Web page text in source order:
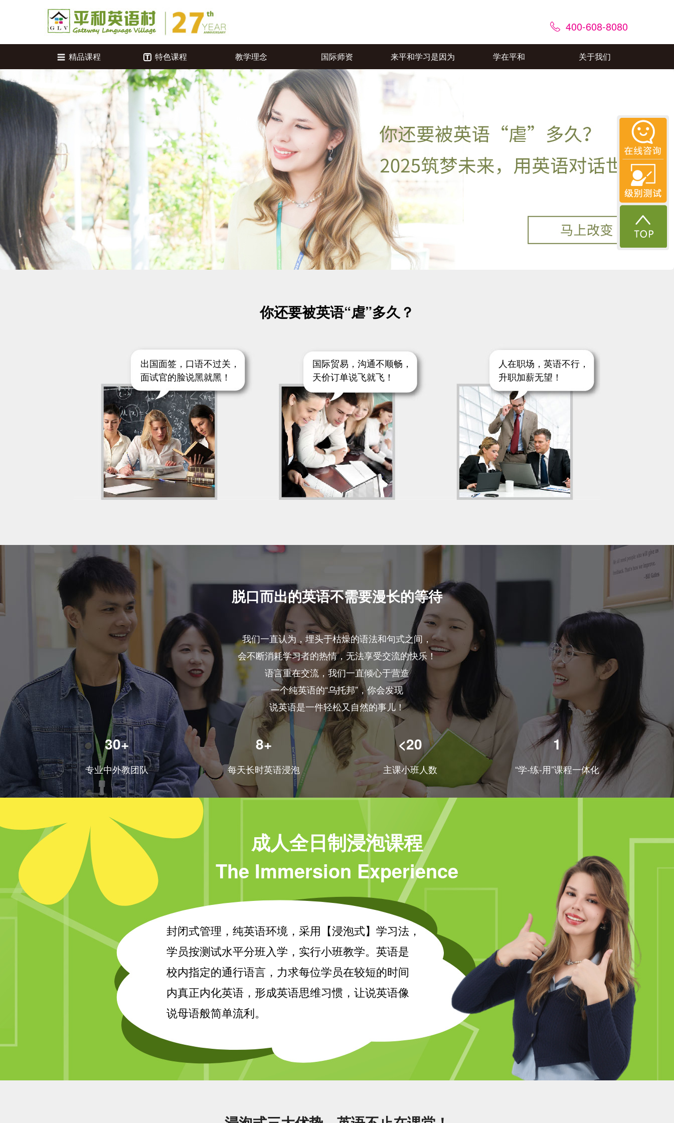
400-608-8080
精品课程 特色课程 教学理念 国际师资 来平和学习是因为 学在平和 关于我们
你还要被英语“虐”多久？
出国面签，口语不过关，
面试官的脸说黑就黑！
国际贸易，沟通不顺畅，
天价订单说飞就飞！
人在职场，英语不行，
升职加薪无望！
脱口而出的英语不需要漫长的等待
我们一直认为，埋头于枯燥的语法和句式之间，
会不断消耗学习者的热情，无法享受交流的快乐！
语言重在交流，我们一直倾心于营造
一个纯英语的“乌托邦”，你会发现
说英语是一件轻松又自然的事儿！
30+
专业中外教团队
8+
每天长时英语浸泡
<20
主课小班人数
1
“学-练-用”课程一体化
成人全日制浸泡课程
The Immersion Experience
封闭式管理，纯英语环境，采用【浸泡式】学习法，
学员按测试水平分班入学，实行小班教学。英语是
校内指定的通行语言，力求每位学员在较短的时间
内真正内化英语，形成英语思维习惯，让说英语像
说母语般简单流利。